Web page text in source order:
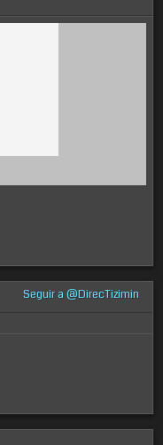
Seguir a @DirecTizimin